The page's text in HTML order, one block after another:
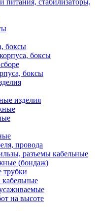
питания, стабилизаторы,
боксы
боксы
боксы
изделия
провода
разъемы кабельные
(бондаж)
трубки
на высоте